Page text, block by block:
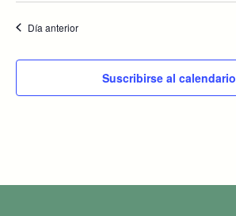
Día anterior
Suscribirse al calendario